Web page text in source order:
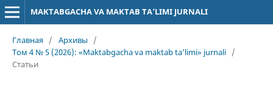
MAKTABGACHA VA MAKTAB TA’LIMI JURNALI
Главная / Архивы
/
Том 4 № 5 (2026): «Maktabgacha va maktab ta’limi» jurnali /
Статьи